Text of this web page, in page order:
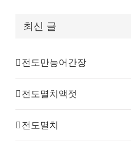
최신 글
전도만능어간장
전도멸치액젓
전도멸치